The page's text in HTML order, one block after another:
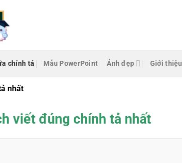
chính tả Mẫu PowerPoint Ảnh đẹp Giới thiệu
nhất
viết đúng chính tả nhất